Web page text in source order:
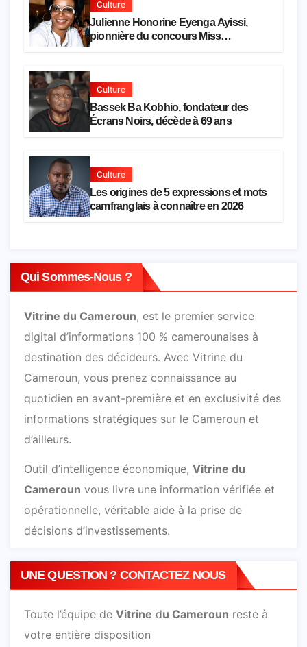
Culture
Julienne Honorine Eyenga Ayissi,
pionnière du concours Miss
Culture
Bassek Ba Kobhio, fondateur des
Écrans Noirs, décède à 69 ans
Culture
Les origines de 5 expressions et mots
camfranglais à connaître en 2026
Qui Sommes-Nous ?
Vitrine du Cameroun, est le premier service
digital d’informations 100 % camerounaises à
destination des décideurs. Avec Vitrine du
Cameroun, vous prenez connaissance au
quotidien en avant-première et en exclusivité des
informations stratégiques sur le Cameroun et
d’ailleurs.
Outil d’intelligence économique, Vitrine du
Cameroun vous livre une information vérifiée et
opérationnelle, véritable aide à la prise de
décisions d’investissements.
UNE QUESTION ? CONTACTEZ NOUS
Toute l’équipe de Vitrine du Cameroun reste à
votre entière disposition